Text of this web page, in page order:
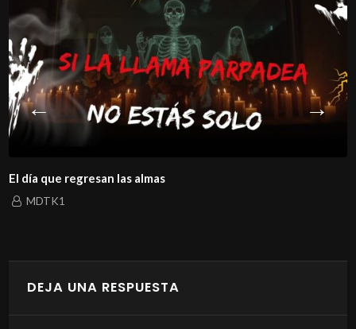
El día que regresan las almas
MDTK1
DEJA UNA RESPUESTA